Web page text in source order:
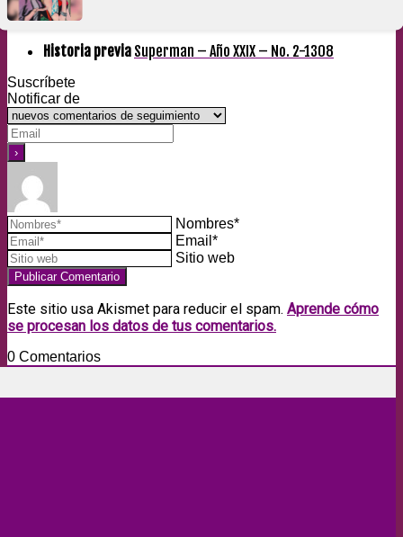
Historia previa Superman – Año XXIX – No. 2-1308
Suscríbete
Notificar de
Nombres*
Email*
Sitio web
Este sitio usa Akismet para reducir el spam. Aprende cómo
se procesan los datos de tus comentarios.
0 Comentarios